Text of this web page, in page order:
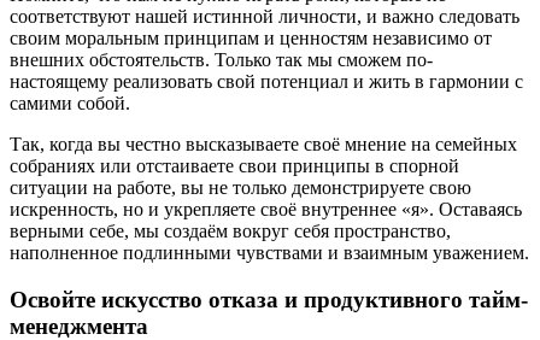
соответствуют нашей истинной личности, и важно следовать
своим моральным принципам и ценностям независимо от
внешних обстоятельств. Только так мы сможем по-
настоящему реализовать свой потенциал и жить в гармонии с
самими собой.
Так, когда вы честно высказываете своё мнение на семейных
собраниях или отстаиваете свои принципы в спорной
ситуации на работе, вы не только демонстрируете свою
искренность, но и укрепляете своё внутреннее «я». Оставаясь
верными себе, мы создаём вокруг себя пространство,
наполненное подлинными чувствами и взаимным уважением.
Освойте искусство отказа и продуктивного тайм-
менеджмента